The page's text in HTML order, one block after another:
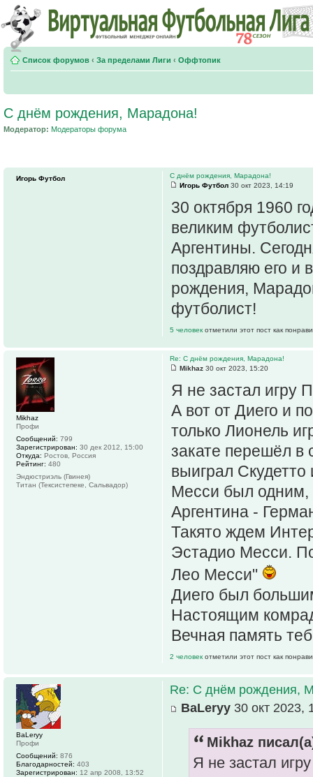
Список форумов ‹ За пределами Лиги ‹ Оффтопик
С днём рождения, Марадона!
Модератор: Модераторы форума
С днём рождения, Марадона!
Игорь Футбол 30 окт 2023, 14:19
30 октября 1960
великим
Аргентины.
поздравляю его и
рождения,
футболист!
5 человек отметили этот пост как
Игорь Футбол
Re: С днём рождения, Марадона!
Mikhaz 30 окт 2023, 15:20
Я не застал игру
А вот от Диего и
только Лионель
закате перешёл в
выиграл
Месси был одним,
Аргентина -
Такято ждем
Эстадио Месси.
Лео Месси"
Диего был
Настоящим
Вечная память
2 человек отметили этот пост как
Mikhaz
Профи
Сообщений: 799
Зарегистрирован: 30 дек 2012, 15:00
Откуда: Ростов, Россия
Рейтинг: 480
Эндюстриэль (Гвинея)
Титан (Тексистепеке, Сальвадор)
Re: С днём рождения,
ВаLeryy 30 окт 2023,
Mikhaz
Я не застал
ВаLeryy
Профи
Сообщений: 876
Благодарностей: 403
Зарегистрирован: 12 апр 2008, 13:52